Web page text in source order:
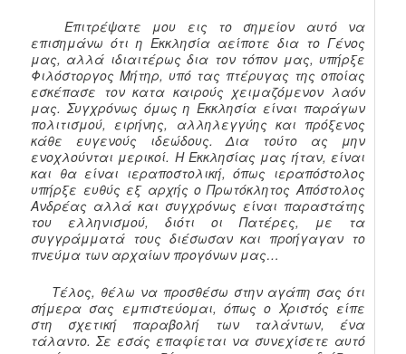
Επιτρέψατε μου εις το σημείον αυτό να
επισημάνω ότι η Εκκλησία αείποτε δια το Γένος
μας, αλλά ιδιαιτέρως δια τον τόπον μας, υπήρξε
Φιλόστοργος Μήτηρ, υπό τας πτέρυγας της οποίας
εσκέπασε τον κατα καιρούς χειμαζόμενον λαόν
μας. Συγχρόνως όμως η Εκκλησία είναι παράγων
πολιτισμού, ειρήνης, αλληλεγγύης και πρόξενος
κάθε ευγενούς ιδεώδους. Δια τούτο ας μην
ενοχλούνται μερικοί. Η Εκκλησίας μας ήταν, είναι
και θα είναι ιεραποστολική, όπως ιεραπόστολος
υπήρξε ευθύς εξ αρχής ο Πρωτόκλητος Απόστολος
Ανδρέας αλλά και συγχρόνως είναι παραστάτης
του ελληνισμού, διότι οι Πατέρες, με τα
συγγράμματά τους διέσωσαν και προήγαγαν το
πνεύμα των αρχαίων προγόνων μας…
Τέλος, θέλω να προσθέσω στην αγάπη σας ότι
σήμερα σας εμπιστεύομαι, όπως ο Χριστός είπε
στη σχετική παραβολή των ταλάντων, ένα
τάλαντο. Σε εσάς επαφίεται να συνεχίσετε αυτό